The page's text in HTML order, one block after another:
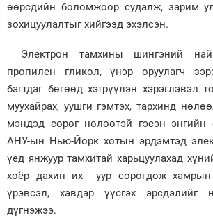
өөрсдийн боломжоор судалж, зарим
зохицуулалтыг хийгээд эхэлсэн.
Электрон тамхины шингэний
пропилен гликол, үнэр оруулагч
багтдаг бөгөөд хэтрүүлэн хэрэглэвэл
муухайрах, уушги гэмтэх, тархинд
мэндэд сөрөг нөлөөтэй гэсэн энгийн
АНУ-ын Нью-Йорк хотын эрдэмтэд
үед янжуур тамхитай харьцуулахад
хоёр дахин их уур сорогдож хамрын
үрэвсэл, хавдар үүсгэх эрсдэлийг
дүгнэжээ.